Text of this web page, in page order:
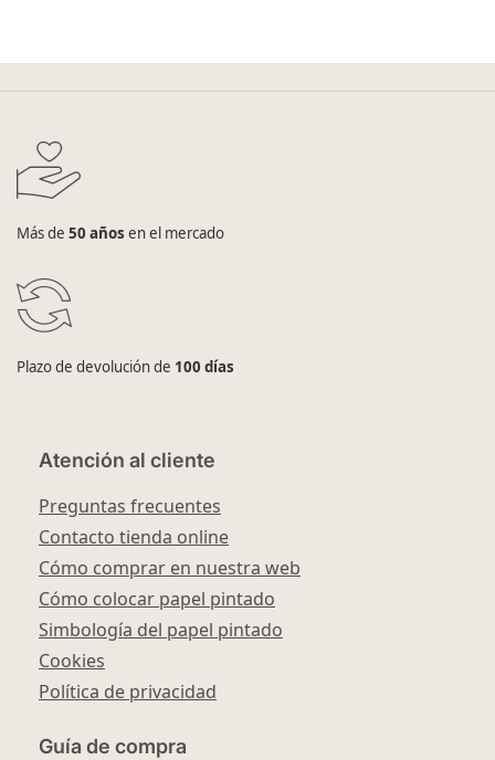
Más de 50 años en el mercado
Plazo de devolución de 100 días
Atención al cliente
Preguntas frecuentes
Contacto tienda online
Cómo comprar en nuestra web
Cómo colocar papel pintado
Simbología del papel pintado
Cookies
Política de privacidad
Guía de compra